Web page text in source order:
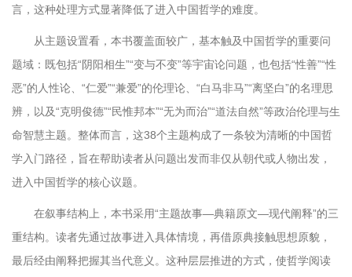
言，这种处理方式显著降低了进入中国哲学的难度。
从主题设置看，本书覆盖面较广，基本触及中国哲学的重要问
题域：既包括“阴阳相生”“变与不变”等宇宙论问题，也包括“性善”“性
恶”的人性论、“仁爱”“兼爱”的伦理论、“白马非马”“离坚白”的名理思
辨，以及“克明俊德”“民惟邦本”“无为而治”“道法自然”等政治伦理与生
命智慧主题。整体而言，这38个主题构成了一条较为清晰的中国哲
学入门路径，旨在帮助读者从问题出发而非仅从朝代或人物出发，
进入中国哲学的核心议题。
在叙事结构上，本书采用“主题故事—典籍原文—现代阐释”的三
重结构。读者先通过故事进入具体情境，再借原典接触思想原貌，
最后经由阐释把握其当代意义。这种层层推进的方式，使哲学阅读